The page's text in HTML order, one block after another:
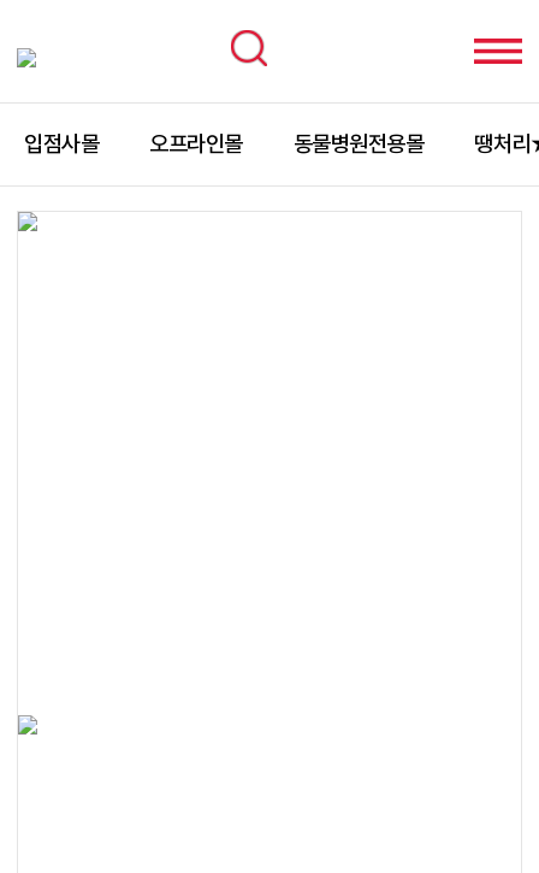
입점사몰 오프라인몰 동물병원전용몰 땡처